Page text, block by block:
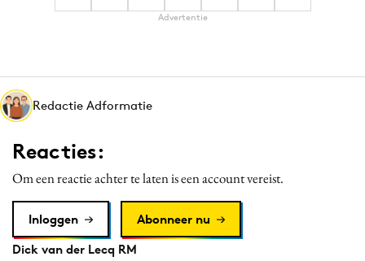
Advertentie
Redactie Adformatie
Reacties:
Om een reactie achter te laten is een account vereist.
Inloggen
Abonneer nu
Dick van der Lecq RM